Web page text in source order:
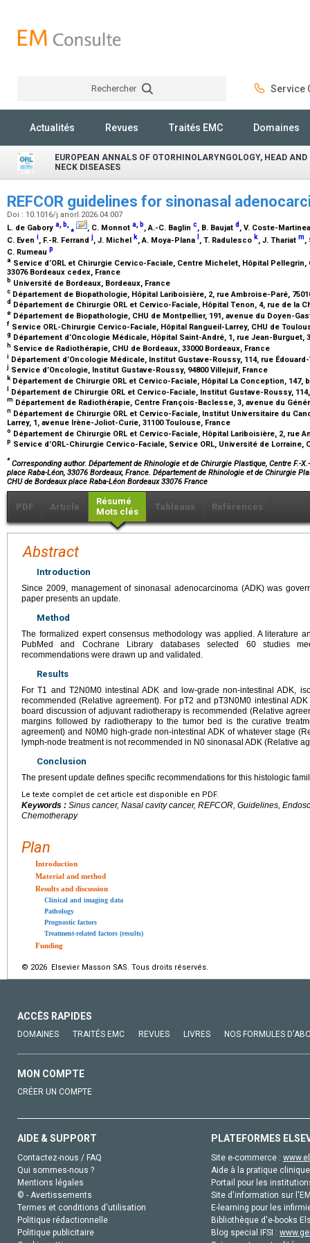
Rechercher Service
Actualités Revues Traités EMC Domaines
EUROPEAN ANNALS OF OTORHINOLARYNGOLOGY, HEAD AND
NECK DISEASES
REFCOR guidelines for sinonasal
Doi : 10.1016/j.anorl.2026.04.007
L. de Gabory a, b,⁎ , C. Monnot a, b, A.-C. Baglin c, B. Baujat d , V. Coste-
C. Even i, F.-R. Ferrandj, J. Michel k, A. Moya-Plana , T. Radulesco k, J. Thariat m,
C. Rumeau p
a Service d’ORL et Chirurgie Cervico-Faciale, Centre Michelet, Hôpital
33076 Bordeaux cedex, France
b Université de Bordeaux, Bordeaux, France
c Département de Biopathologie, Hôpital Lariboisière, 2, rue Ambroise-Paré,
d Département de Chirurgie ORL et Cervico-Faciale, Hôpital Tenon, 4, rue de la
e Département de Biopathologie, CHU de Montpellier, 191, avenue du Doyen-
f Service ORL-Chirurgie Cervico-Faciale, Hôpital Rangueil-Larrey, CHU de
g Département d’Oncologie Médicale, Hôpital Saint-André, 1, rue Jean-Burguet,
h Service de Radiothérapie, CHU de Bordeaux, 33000 Bordeaux, France
i Département d’Oncologie Médicale, Institut Gustave-Roussy, 114, rue
j Service d’Oncologie, Institut Gustave-Roussy, 94800 Villejuif, France
k Département de Chirurgie ORL et Cervico-Faciale, Hôpital La Conception, 147,
Département de Chirurgie ORL et Cervico-Faciale, Institut Gustave-Roussy,
m Département de Radiothérapie, Centre François-Baclesse, 3, avenue du
n Département de Chirurgie ORL et Cervico-Faciale, Institut Universitaire du
Larrey, 1, avenue Irène-Joliot-Curie, 31100 Toulouse, France
o Département de Chirurgie ORL et Cervico-Faciale, Hôpital Lariboisière, 2, rue
p Service d’ORL-Chirurgie Cervico-Faciale, Service ORL, Université de Lorraine,
* Corresponding author. Département de Rhinologie et de Chirurgie Plastique, Centre F.-
place Raba-Léon, 33076 Bordeaux, France. Département de Rhinologie et de Chirurgie
CHU de Bordeaux place Raba-Léon Bordeaux 33076 France
PDF Article
Résumé
Mots clés
Tableaux Références
Abstract
Introduction
Since 2009, management of sinonasal adenocarcinoma (ADK) was
paper presents an update.
Method
The formalized expert consensus methodology was applied. A literature
PubMed and Cochrane Library databases selected 60 studies
recommendations were drawn up and validated.
Results
For T1 and T2N0M0 intestinal ADK and low-grade non-intestinal ADK,
recommended (Relative agreement). For pT2 and pT3N0M0 intestinal
board discussion of adjuvant radiotherapy is recommended (Relative
margins followed by radiotherapy to the tumor bed is the curative
agreement) and N0M0 high-grade non-intestinal ADK of whatever stage
lymph-node treatment is not recommended in N0 sinonasal ADK (Relative
Conclusion
The present update defines specific recommendations for this histologic
Le texte complet de cet article est disponible en PDF.
Keywords : Sinus cancer, Nasal cavity cancer, REFCOR, Guidelines,
Chemotherapy
Plan
Introduction
Material and method
Results and discussion
Clinical and imaging data
Pathology
Prognostic factors
Treatment-related factors (results)
Funding
© 2026 Elsevier Masson SAS. Tous droits réservés.
ACCÈS RAPIDES
DOMAINES TRAITÉS EMC REVUES LIVRES NOS FORMULES
MON COMPTE
CRÉER UN COMPTE
AIDE & SUPPORT
Contactez-nous / FAQ
Qui sommes-nous ?
Mentions légales
© - Avertissements
Termes et conditions d'utilisation
Politique rédactionnelle
Politique publicitaire
PLATEFORMES
Site e-commerce :
Aide à la pratique
Portail pour les
Site d'information sur
E-learning pour les
Bibliothèque d'e-books
Blog special IFSI :